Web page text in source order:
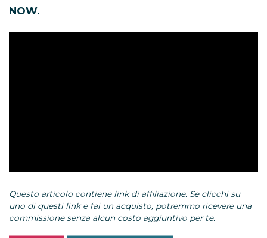
NOW.
Questo articolo contiene link di affiliazione. Se clicchi su
uno di questi link e fai un acquisto, potremmo ricevere una
commissione senza alcun costo aggiuntivo per te.